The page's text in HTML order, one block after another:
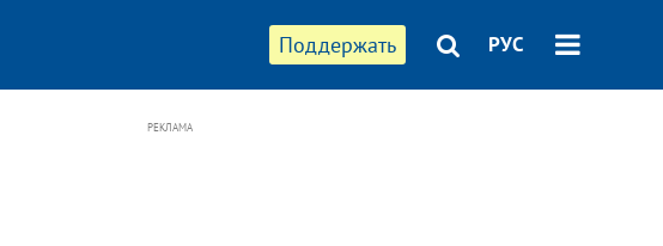
Поддержать РУС
РЕКЛАМА